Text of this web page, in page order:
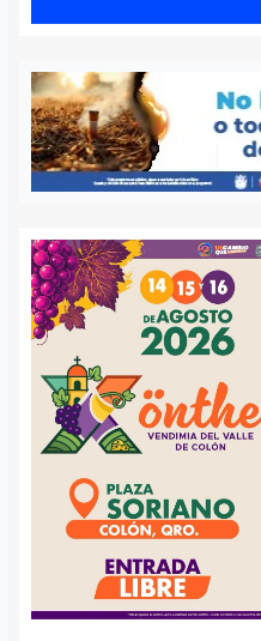
que se…
Vinculan a proceso a
hombre acusado de
planear el asesinato